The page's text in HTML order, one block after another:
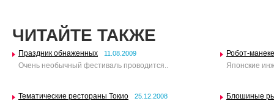
ЧИТАЙТЕ ТАКЖЕ
Праздник обнаженных 11.08.2009
Очень необычный фестиваль проводится..
Робот-
Японские
Тематические рестораны Токио 25.12.2008
Блошиные